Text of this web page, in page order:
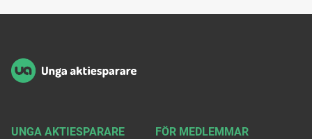
UNGA AKTIESPARARE
FÖR MEDLEMMAR